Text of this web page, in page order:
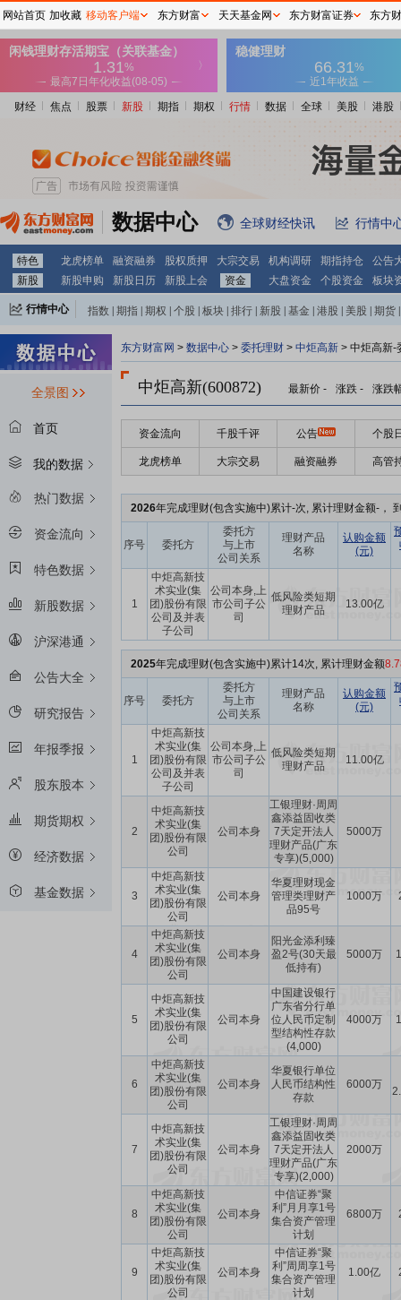
财经 焦点 股票 新股 期指 期权 行情 数据 全球 美股 港股
数据中心 全球财经快讯 行情中
特色 龙虎榜单 融资融券 股权质押 大宗交易 机构调研 期指持仓
公告
新股
新股申购 新股日历 新股上会 资金 大盘资金 个股资金 板块
行情中心 指数 期指 期权 个股 板块 排行 新股 基金 港股 美股 期货
全景图
首页
我的数据
热门数据
资金流向
特色数据
新股数据
沪深港通
公告大全
研究报告
年报季报
股东股本
期货期权
经济数据
基金数据
东方财富网 > 数据中心 > 委托理财 > 中炬高新 > 中炬高新-
中炬高新(600872) 最新价 - 涨跌 - 涨跌
资金流向 千股千评 公告 个股
龙虎榜单 大宗交易 融资融券 高管
2026年完成理财(包含实施中)累计-次, 累计理财金额-，
序号 委托方
委托方
与上市
公司关系
理财产品
名称
认购金额
(元)
1
中炬高新技
术实业(集
团)股份有限
公司及并表
子公司
公司本身,上
市公司子公
司
低风险类短期
理财产品
13.00亿
2025年完成理财(包含实施中)累计14次, 累计理财金额
序号 委托方
委托方
与上市
公司关系
理财产品
名称
认购金额
(元)
1
中炬高新技
术实业(集
团)股份有限
公司及并表
子公司
公司本身,上
市公司子公
司
低风险类短期
理财产品
11.00亿
2
中炬高新技
术实业(集
团)股份有限
公司
公司本身
工银理财·周周
鑫添益固收类
7天定开法人
理财产品(广东
专享)(5,000)
5000万
3
中炬高新技
术实业(集
团)股份有限
公司
公司本身
华夏理财现金
管理类理财产
品95号
1000万
4
中炬高新技
术实业(集
团)股份有限
公司
公司本身
阳光金添利臻
盈2号(30天最
低持有)
5000万
5
中炬高新技
术实业(集
团)股份有限
公司
公司本身
中国建设银行
广东省分行单
位人民币定制
型结构性存款
(4,000)
4000万
6
中炬高新技
术实业(集
团)股份有限
公司
公司本身
华夏银行单位
人民币结构性
存款
6000万
7
中炬高新技
术实业(集
团)股份有限
公司
公司本身
工银理财·周周
鑫添益固收类
7天定开法人
理财产品(广东
专享)(2,000)
2000万
8
中炬高新技
术实业(集
团)股份有限
公司
公司本身
中信证券“聚
利”月月享1号
集合资产管理
计划
6800万
9
中炬高新技
术实业(集
团)股份有限
公司
公司本身
中信证券“聚
利”周周享1号
集合资产管理
计划
1.00亿
网站首页 加收藏 移动客户端 东方财富 天天基金网 东方财富证券 东方